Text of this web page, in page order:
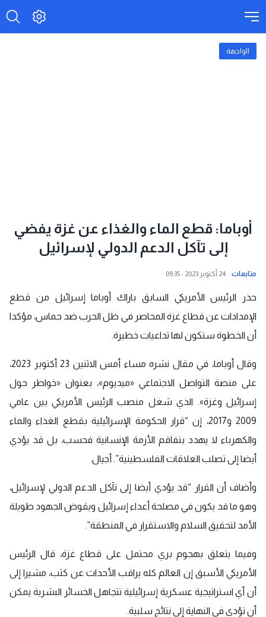
الواجهة
أوباما: قطع الماء والغذاء عن غزة يفضي
إلى تآكل الدعم الدولي لإسرائيل
متابعات 24 أكتوبر 2023 - 09:35
حذر الرئيس الأمريكي السابق باراك أوباما إسرائيل من قطع
الإمدادات عن قطاع غزة المحاصر في ظل الحرب ضد حماس، مؤكدا
أن الخطوة ستكون لها تداعيات خطيرة.
وقال أوباما، في مقال نشره مساء أمس الاثنين 23 أكتوبر 2023،
على منصة التواصل الاجتماعي «ميديوم»، بعنوان «خواطر حول
إسرائيل وغزة». الذي شغل منصب الرئيس الأمريكي بين عامي
2009 و2017، إن “قرار الحكومة الإسرائيلية بقطع الغذاء والماء
والكهرباء لا يهدد بتفاقم الأزمة الإنسانية فحسب، بل قد يؤدي
أيضا إلى تصلب العلاقات الفلسطينية”. أجيال.
وأضاف أن القرار “قد يؤدي أيضا إلى تآكل الدعم الدولي لإسرائيل،
وهو ما قد يكون في مصلحة أعداء إسرائيل ويقوض الجهود طويلة
الأمد لتحقيق السلام والاستقرار في المنطقة”.
وفيما يتعلق بهجوم بري محتمل على قطاع غزة، قال الرئيس
الأمريكي الأسبق إن العالم كله يراقب الأحداث عن كثب، مشيرا إلى
أن أي استراتيجية عسكرية إسرائيلية تتجاهل الخسائر البشرية يمكن
أن تؤدي في النهاية إلى نتائج سلبية.